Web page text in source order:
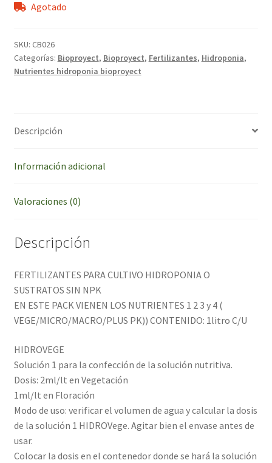
Agotado
SKU: CB026
Categorías: Bioproyect, Bioproyect, Fertilizantes, Hidroponia,
Nutrientes hidroponia bioproyect
Descripción
Información adicional
Valoraciones (0)
Descripción
FERTILIZANTES PARA CULTIVO HIDROPONIA O
SUSTRATOS SIN NPK
EN ESTE PACK VIENEN LOS NUTRIENTES 1 2 3 y 4 (
VEGE/MICRO/MACRO/PLUS PK)) CONTENIDO: 1litro C/U
HIDROVEGE
Solución 1 para la confección de la solución nutritiva.
Dosis: 2ml/lt en Vegetación
1ml/lt en Floración
Modo de uso: verificar el volumen de agua y calcular la dosis
de la solución 1 HIDROVege. Agitar bien el envase antes de
usar.
Colocar la dosis en el contenedor donde se hará la solución